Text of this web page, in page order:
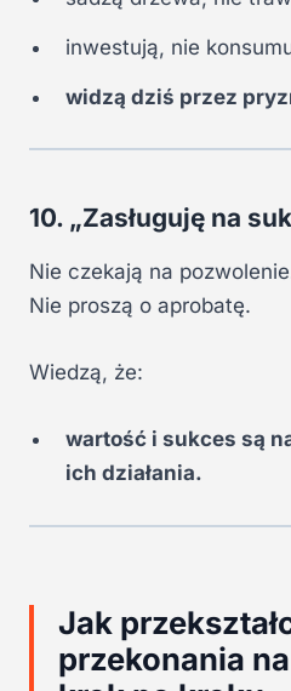
inwestują, nie
widzą dziś przez
10. „Zasługuję na
Nie czekają na
Nie proszą o aprobatę.
Wiedzą, że:
wartość i sukces są
ich działania.
Jak
przekonania